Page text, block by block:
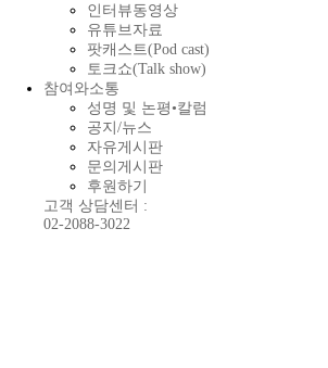
인터뷰동영상
유튜브자료
팟캐스트(Pod cast)
토크쇼(Talk show)
참여와소통
성명 및 논평•칼럼
공지/뉴스
자유게시판
문의게시판
후원하기
고객 상담센터 :
02-2088-3022